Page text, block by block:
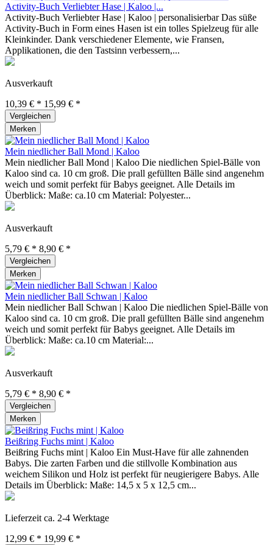
Activity-Buch Verliebter Hase | Kaloo |...
Activity-Buch Verliebter Hase | Kaloo | personalisierbar Das süße
Activity-Buch in Form eines Hasen ist ein tolles Spielzeug für alle
Kleinkinder. Dank verschiedener Elemente, wie Fransen,
Applikationen, die den Tastsinn verbessern,...
Ausverkauft
10,39 € * 15,99 € *
Vergleichen
Merken
Mein niedlicher Ball Mond | Kaloo
Mein niedlicher Ball Mond | Kaloo Die niedlichen Spiel-Bälle von
Kaloo sind ca. 10 cm groß. Die prall gefüllten Bälle sind angenehm
weich und somit perfekt für Babys geeignet. Alle Details im
Überblick: Maße: ca.10 cm Material: Polyester...
Ausverkauft
5,79 € * 8,90 € *
Vergleichen
Merken
Mein niedlicher Ball Schwan | Kaloo
Mein niedlicher Ball Schwan | Kaloo Die niedlichen Spiel-Bälle von
Kaloo sind ca. 10 cm groß. Die prall gefüllten Bälle sind angenehm
weich und somit perfekt für Babys geeignet. Alle Details im
Überblick: Maße: ca.10 cm Material:...
Ausverkauft
5,79 € * 8,90 € *
Vergleichen
Merken
Beißring Fuchs mint | Kaloo
Beißring Fuchs mint | Kaloo Ein Must-Have für alle zahnenden
Babys. Die zarten Farben und die stillvolle Kombination aus
weichem Silikon und Holz ist perfekt für neugierigere Babys. Alle
Details im Überblick: Maße: 14,5 x 5 x 12,5 cm...
Lieferzeit ca. 2-4 Werktage
12,99 € * 19,99 € *